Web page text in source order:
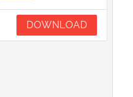
DOWNLOAD